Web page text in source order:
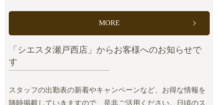
MORE
「シエスタ瀬戸西店」からお客様へのお知らせで
す
スタッフの出勤表の新着やキャンペーンなど、お得な情報を
随時掲載していきますので、是非ご活用ください。日頃のス